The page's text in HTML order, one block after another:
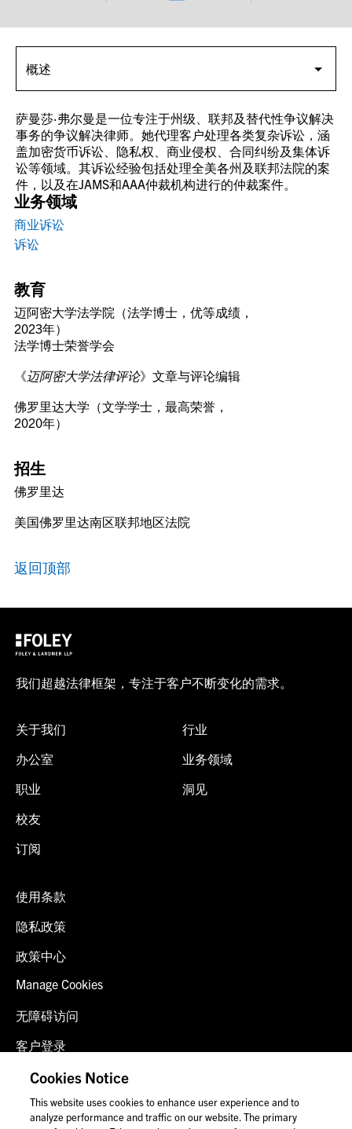
业务领域
商业诉讼
诉讼
教育
迈阿密大学法学院（法学博士，优等成绩，
2023年）
法学博士荣誉学会
《迈阿密大学法律评论》文章与评论编辑
佛罗里达大学（文学学士，最高荣誉，
2020年）
招生
佛罗里达
美国佛罗里达南区联邦地区法院
返回顶部
萨曼莎·弗尔曼是一位专注于州级、联邦及替代性争议解决
事务的争议解决律师。她代理客户处理各类复杂诉讼，涵
盖加密货币诉讼、隐私权、商业侵权、合同纠纷及集体诉
讼等领域。其诉讼经验包括处理全美各州及联邦法院的案
件，以及在JAMS和AAA仲裁机构进行的仲裁案件。
我们超越法律框架，专注于客户不断变化的需求。
关于我们
办公室
职业
校友
订阅
行业
业务领域
洞见
使用条款
隐私政策
政策中心
Manage Cookies
无障碍访问
客户登录
诈骗预警
联系我们
Cookies Notice
This website uses cookies to enhance user experience and to
analyze performance and traffic on our website. The primary